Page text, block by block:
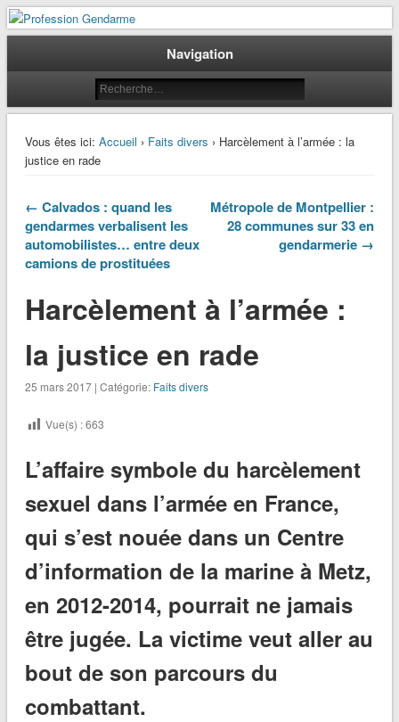
Profession Gendarme
Le journal des gendarmes
Navigation
Vous êtes ici: Accueil › Faits divers › Harcèlement à l’armée : la
justice en rade
← Calvados : quand les
gendarmes verbalisent les
automobilistes… entre deux
camions de prostituées
Métropole de Montpellier :
28 communes sur 33 en
gendarmerie →
Harcèlement à l’armée :
la justice en rade
25 mars 2017 | Catégorie: Faits divers
Vue(s) :663
L’affaire symbole du harcèlement
sexuel dans l’armée en France,
qui s’est nouée dans un Centre
d’information de la marine à Metz,
en 2012-2014, pourrait ne jamais
être jugée. La victime veut aller au
bout de son parcours du
combattant.